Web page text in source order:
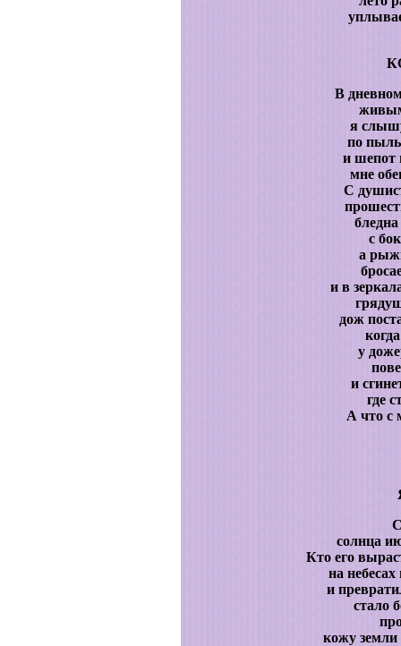
В
я
по
и шепот
мне
С
с
а
и в
дож
у
и
где
А что с
солнца
Кто его
на
и
стало
кожу